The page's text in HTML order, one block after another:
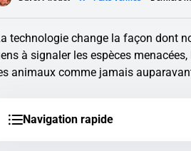
technologie change la façon dont
à signaler les espèces
animaux comme jamais
Navigation rapide